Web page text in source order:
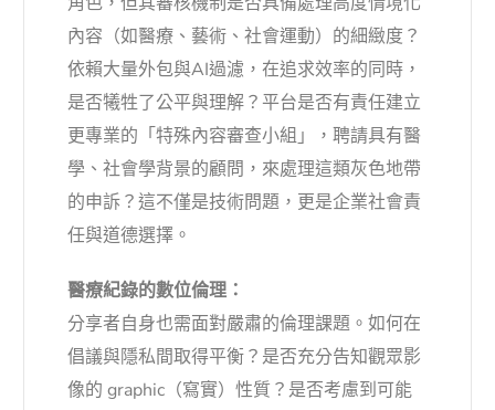
內容（如醫療、藝術、社會運動）的細緻度？
依賴大量外包與AI過濾，在追求效率的同時，
是否犧牲了公平與理解？平台是否有責任建立
更專業的「特殊內容審查小組」，聘請具有醫
學、社會學背景的顧問，來處理這類灰色地帶
的申訴？這不僅是技術問題，更是企業社會責
任與道德選擇。
醫療紀錄的數位倫理：
分享者自身也需面對嚴肅的倫理課題。如何在
倡議與隱私間取得平衡？是否充分告知觀眾影
像的 graphic（寫實）性質？是否考慮到可能